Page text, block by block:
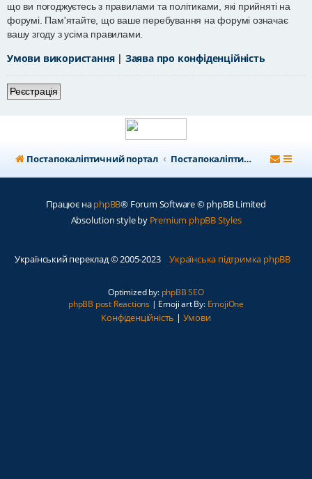
що ви погоджуєтесь з правилами та політиками, які прийняті на
форумі. Пам'ятайте, що ваше перебування на форумі означає
вашу згоду з усіма правилами.
Умови використання| Заява про конфіденційність
Реєстрація
Постапокаліптичний портал Постапокаліптичний форум
Працює наphpBB® Forum Software © phpBB Limited
Absolution style by Premium phpBB Styles
Український переклад © 2005-2023 Українська підтримка phpBB
Optimized by: phpBB SEO
phpBB post Reactions| Emoji art By: EmojiOne
Конфіденційність | Умови